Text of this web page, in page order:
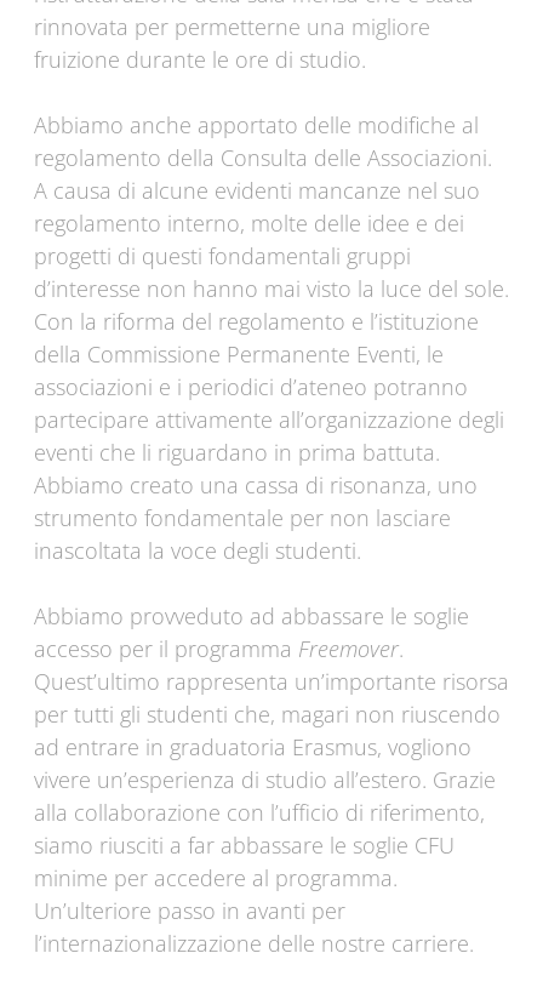
rinnovata per permetterne una migliore
fruizione durante le ore di studio.
Abbiamo anche apportato delle modifiche al
regolamento della Consulta delle Associazioni.
A causa di alcune evidenti mancanze nel suo
regolamento interno, molte delle idee e dei
progetti di questi fondamentali gruppi
d’interesse non hanno mai visto la luce del sole.
Con la riforma del regolamento e l’istituzione
della Commissione Permanente Eventi, le
associazioni e i periodici d’ateneo potranno
partecipare attivamente all’organizzazione degli
eventi che li riguardano in prima battuta.
Abbiamo creato una cassa di risonanza, uno
strumento fondamentale per non lasciare
inascoltata la voce degli studenti.
Abbiamo provveduto ad abbassare le soglie
accesso per il programma Freemover.
Quest’ultimo rappresenta un’importante risorsa
per tutti gli studenti che, magari non riuscendo
ad entrare in graduatoria Erasmus, vogliono
vivere un’esperienza di studio all’estero. Grazie
alla collaborazione con l’ufficio di riferimento,
siamo riusciti a far abbassare le soglie CFU
minime per accedere al programma.
Un’ulteriore passo in avanti per
l’internazionalizzazione delle nostre carriere.